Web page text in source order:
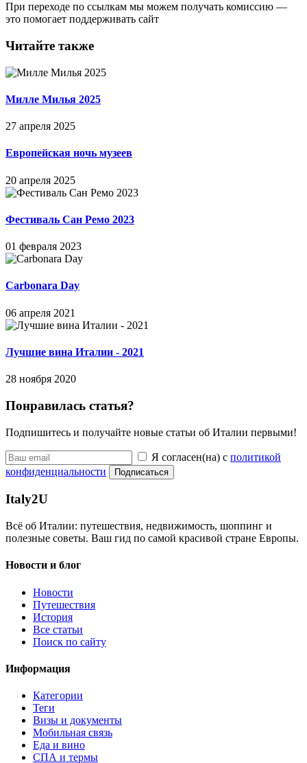
При переходе по ссылкам мы можем получать комиссию —
это помогает поддерживать сайт
Читайте также
Милле Милья 2025
27 апреля 2025
Европейская ночь музеев
20 апреля 2025
Фестиваль Сан Ремо 2023
01 февраля 2023
Carbonara Day
06 апреля 2021
Лучшие вина Италии - 2021
28 ноября 2020
Понравилась статья?
Подпишитесь и получайте новые статьи об Италии первыми!
Я согласен(на) с политикой
конфиденциальности
Подписаться
Italy2U
Всё об Италии: путешествия, недвижимость, шоппинг и
полезные советы. Ваш гид по самой красивой стране Европы.
Новости и блог
Новости
Путешествия
История
Все статьи
Поиск по сайту
Информация
Категории
Теги
Визы и документы
Мобильная связь
Еда и вино
СПА и термы